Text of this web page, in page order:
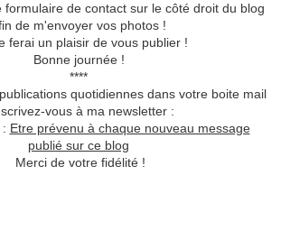
formulaire de contact sur le côté droit du blog
de m'envoyer vos photos !
ferai un plaisir de vous publier !
Bonne journée !
****
quotidiennes dans votre boite mail
vous à ma newsletter :
Etre prévenu à chaque nouveau message
publié sur ce blog
Merci de votre fidélité !